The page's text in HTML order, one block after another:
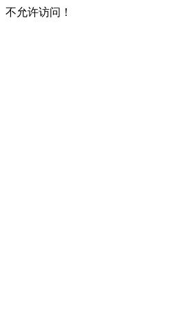
不允许访问！